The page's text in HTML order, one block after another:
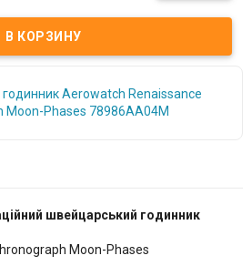
швейцарський годинник
Moon-Phases